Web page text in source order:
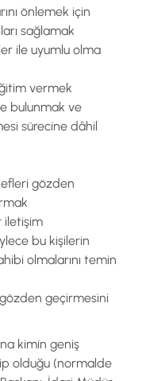
önlemek için
sağlamak
ile uyumlu olma
vermek
bulunmak ve
sürecine dâhil
gözden
iletişim
bu kişilerin
olmalarını temin
geçirmesini
kimin geniş
olduğu (normalde